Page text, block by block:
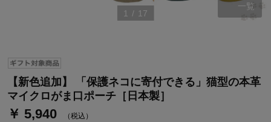
1 / 17
一覧
【新色追加】 「保護ネコに寄付できる」猫型の本革
マイクロがま口ポーチ［日本製］
￥ 5,940 （税込）
ステージが上がれば送料無料・返品引取無料！
通常商品送料無料 返品引取無料（JCBのみ）
即時入会なら更に500円OFFクーポンプレゼント